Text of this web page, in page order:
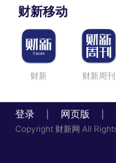
财新移动
财新 财新周刊
登录 网页版
Copyright 财新网 All